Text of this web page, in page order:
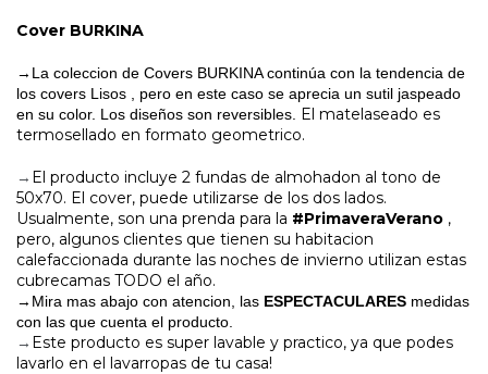
Cover BURKINA
→La coleccion de Covers BURKINA continúa con la tendencia de
los covers Lisos , pero en este caso se aprecia un sutil jaspeado
en su color. Los diseños son reversibles. El matelaseado es
termosellado en formato geometrico.
→ El producto incluye 2 fundas de almohadon al tono de
50x70. El cover, puede utilizarse de los dos lados.
Usualmente, son una prenda para la #PrimaveraVerano ,
pero, algunos clientes que tienen su habitacion
calefaccionada durante las noches de invierno utilizan estas
cubrecamas TODO el año.
→Mira mas abajo con atencion, las ESPECTACULARES medidas
con las que cuenta el producto.
→ Este producto es super lavable y practico, ya que podes
lavarlo en el lavarropas de tu casa!